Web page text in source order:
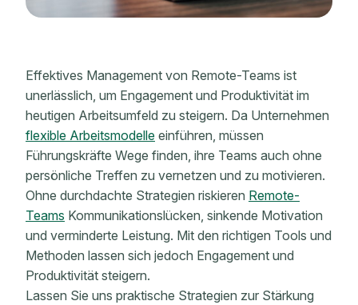
Effektives Management von Remote-Teams ist
unerlässlich, um Engagement und Produktivität im
heutigen Arbeitsumfeld zu steigern. Da Unternehmen
flexible Arbeitsmodelle einführen, müssen
Führungskräfte Wege finden, ihre Teams auch ohne
persönliche Treffen zu vernetzen und zu motivieren.
Ohne durchdachte Strategien riskieren Remote-
Teams Kommunikationslücken, sinkende Motivation
und verminderte Leistung. Mit den richtigen Tools und
Methoden lassen sich jedoch Engagement und
Produktivität steigern.
Lassen Sie uns praktische Strategien zur Stärkung